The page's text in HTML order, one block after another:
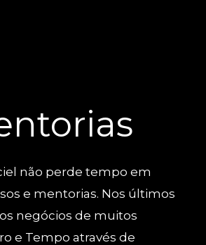
não perde tempo em
e mentorias. Nos últimos
negócios de muitos
e Tempo através de